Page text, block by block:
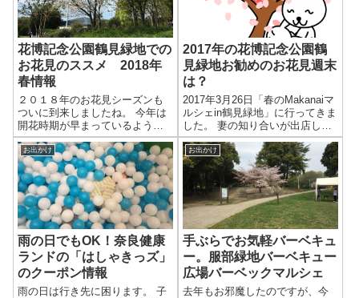
花博記念公園鶴見緑地での
お花見のススメ 2018年
春情報
２０１８年のお花見シーズンも
ついに到来しましたね。 今年は
開花時期が早まっているよう
で、3月24日、25日の週末でも桜
を見ることができました。 ２０
１７年のお花見週末は4月1、2
日、4月8、9日がピークでした
が、今年は３月３１日、４月１
日が...
2017年の花博記念公園鶴
見緑地お勧めのお花見週末
は？
2017年3月26日「春のMakanaiマ
ルシェin鶴見緑地」に行ってきま
した。 妻の知り合いが出店して
いるとのことで、行ってきまし
た。 家から近いんで、鶴見緑地
公園は庭みたいなもんです。 曇
りのち雨という天気予報でした
が、朝9時現在、良い...
お出かけ
雨の日でもOK！奈良健康
ランドの「はしゃきっズ」
のクーポン情報
雨の日は行き先に困ります。 子
お出かけ
手ぶらでお気軽バーベキュ
ー。服部緑地バーベキュー
広場バーベックマルシェ
去年もお邪魔したのですが、今